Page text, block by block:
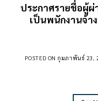
ประกาศรายชื่อผู้ผ่
เป็นพนักงานจ้า
POSTED ONกุมภาพันธ์ 23,